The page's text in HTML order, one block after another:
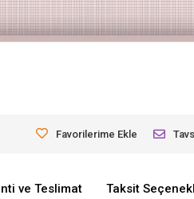
Favorilerime Ekle
ve Teslimat Taksit